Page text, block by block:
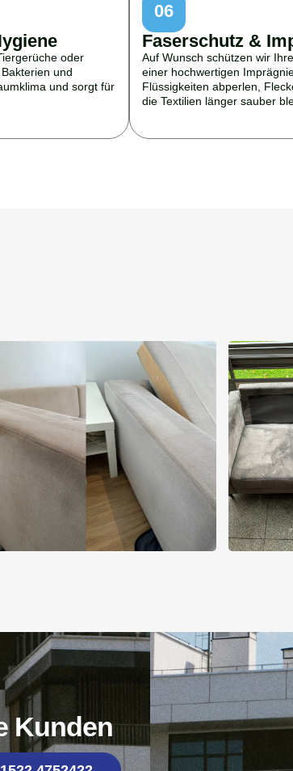
oder
und
und sorgt für
06
Faserschutz &
Auf Wunsch schützen wir
einer hochwertigen
Flüssigkeiten abperlen,
die Textilien länger sauber
Kunden